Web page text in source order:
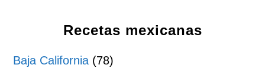
Recetas mexicanas
Baja California (78)